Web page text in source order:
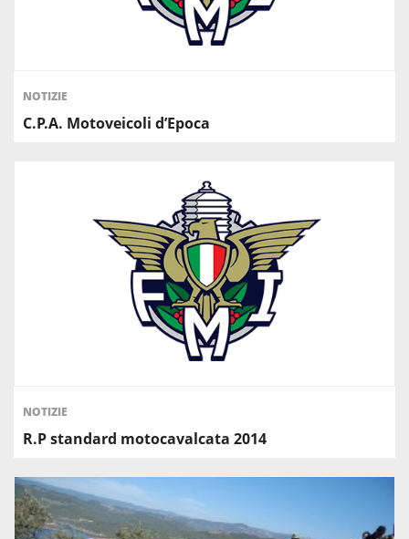
NOTIZIE
C.P.A. Motoveicoli d’Epoca
NOTIZIE
R.P standard motocavalcata 2014